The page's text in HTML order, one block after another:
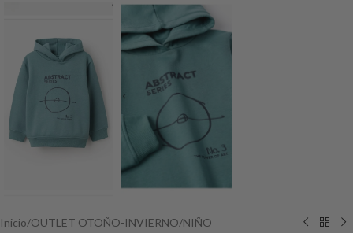
Inicio/OUTLET OTOÑO-INVIERNO/NIÑO